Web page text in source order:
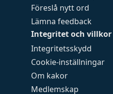
Föreslå nytt ord
Lämna feedback
Integritet och villkor
Integritetsskydd
Cookie-inställningar
Om kakor
Medlemskap